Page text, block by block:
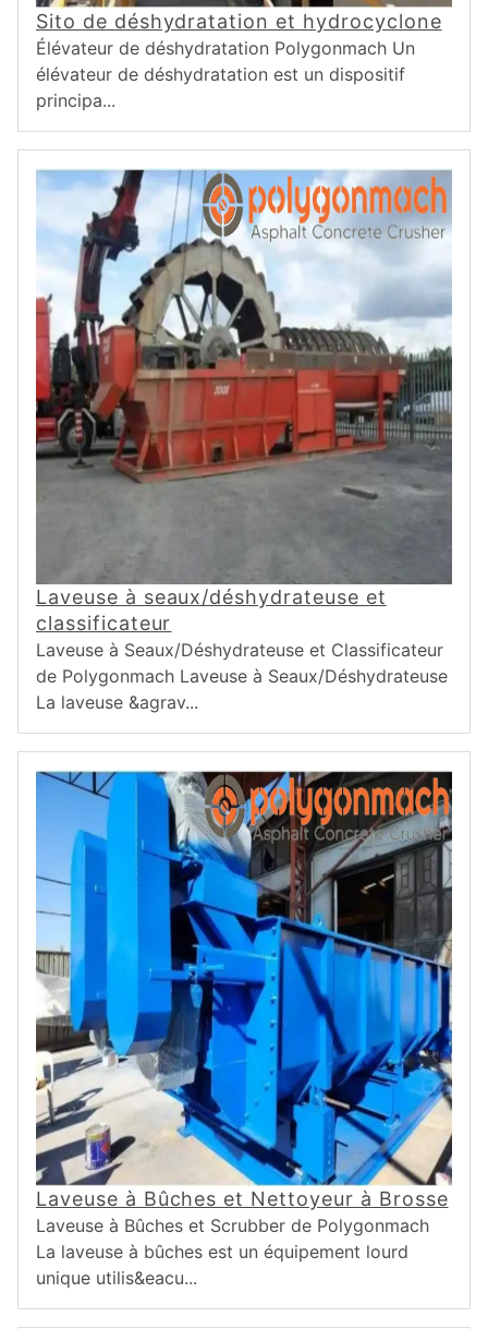
Sito de déshydratation et hydrocyclone
Élévateur de déshydratation Polygonmach Un
élévateur de déshydratation est un dispositif
principa...
Laveuse à seaux/déshydrateuse et
classificateur
Laveuse à Seaux/Déshydrateuse et Classificateur
de Polygonmach Laveuse à Seaux/Déshydrateuse
La laveuse &agrav...
Laveuse à Bûches et Nettoyeur à Brosse
Laveuse à Bûches et Scrubber de Polygonmach
La laveuse à bûches est un équipement lourd
unique utilis&eacu...